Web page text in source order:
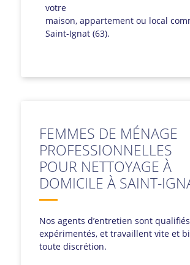
votre
maison, appartement ou local
Saint-Ignat (63).
FEMMES DE MÉNAGE
PROFESSIONNELLES
POUR NETTOYAGE À
DOMICILE À SAINT-
Nos agents d’entretien sont
expérimentés, et travaillent vite et
toute discrétion.